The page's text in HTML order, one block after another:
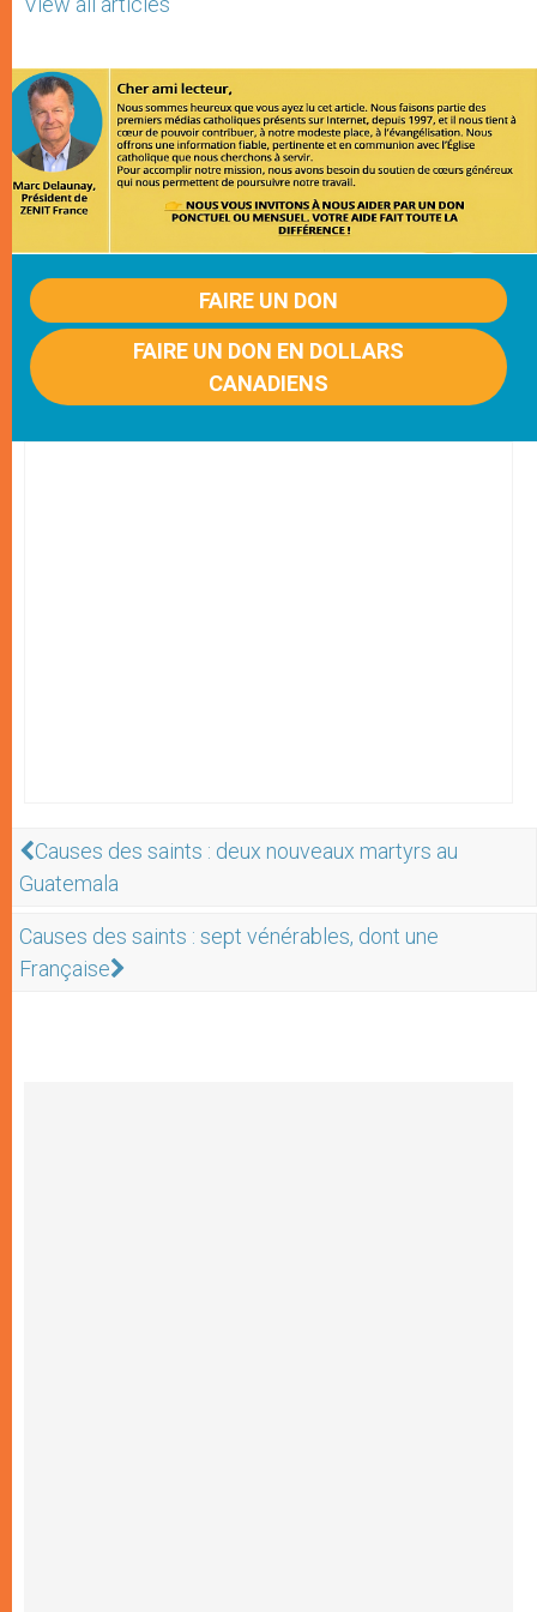
FAIRE UN DON
FAIRE UN DON EN DOLLARS
CANADIENS
Causes des saints : deux nouveaux martyrs au
Guatemala
Causes des saints : sept vénérables, dont une
Française